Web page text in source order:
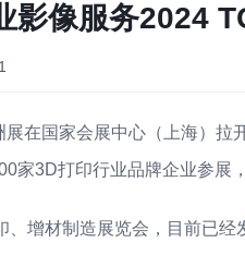
影像服务2024
在国家会展中心（上海）
家3D打印行业品牌企业参展
、增材制造展览会，目前已